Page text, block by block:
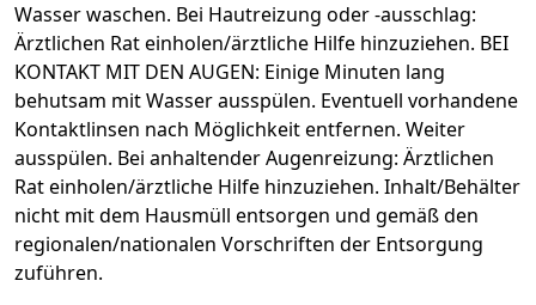
Wasser waschen. Bei Hautreizung oder -ausschlag:
Ärztlichen Rat einholen/ärztliche Hilfe hinzuziehen. BEI
KONTAKT MIT DEN AUGEN: Einige Minuten lang
behutsam mit Wasser ausspülen. Eventuell vorhandene
Kontaktlinsen nach Möglichkeit entfernen. Weiter
ausspülen. Bei anhaltender Augenreizung: Ärztlichen
Rat einholen/ärztliche Hilfe hinzuziehen. Inhalt/Behälter
nicht mit dem Hausmüll entsorgen und gemäß den
regionalen/nationalen Vorschriften der Entsorgung
zuführen.